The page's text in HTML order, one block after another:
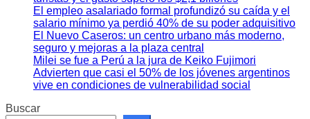
El empleo asalariado formal profundizó su caída y el
salario mínimo ya perdió 40% de su poder adquisitivo
El Nuevo Caseros: un centro urbano más moderno,
seguro y mejoras a la plaza central
Milei se fue a Perú a la jura de Keiko Fujimori
Advierten que casi el 50% de los jóvenes argentinos
vive en condiciones de vulnerabilidad social
Buscar